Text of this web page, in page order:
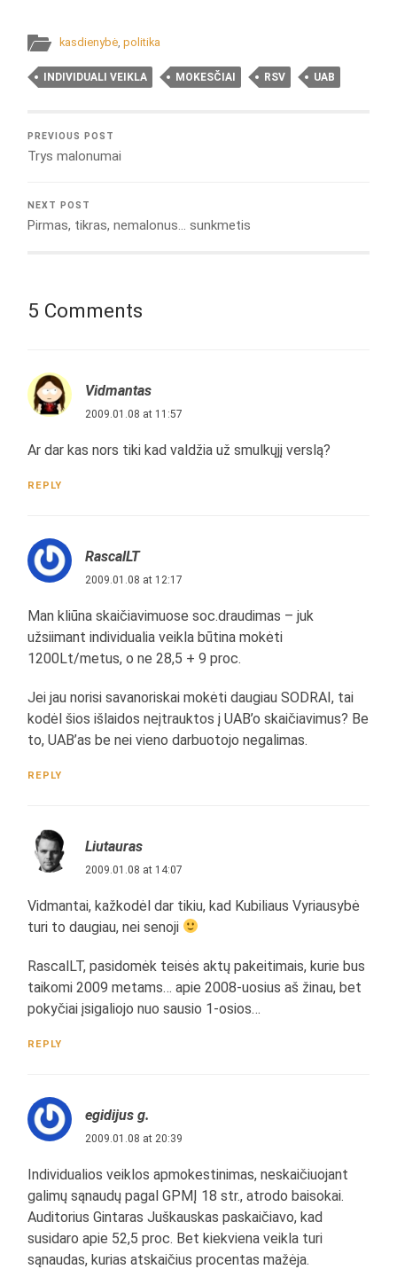
kasdienybė ,politika
INDIVIDUALI VEIKLA MOKESČIAI RSV UAB
PREVIOUS POST
Trys malonumai
NEXT POST
Pirmas, tikras, nemalonus… sunkmetis
5 Comments
Vidmantas
2009.01.08 at 11:57
Ar dar kas nors tiki kad valdžia už smulkųjį verslą?
REPLY
RascalLT
2009.01.08 at 12:17
Man kliūna skaičiavimuose soc.draudimas – juk
užsiimant individualia veikla būtina mokėti
1200Lt/metus, o ne 28,5 + 9 proc.
Jei jau norisi savanoriskai mokėti daugiau SODRAI, tai
kodėl šios išlaidos neįtrauktos į UAB’o skaičiavimus? Be
to, UAB’as be nei vieno darbuotojo negalimas.
REPLY
Liutauras
2009.01.08 at 14:07
Vidmantai, kažkodėl dar tikiu, kad Kubiliaus Vyriausybė
turi to daugiau, nei senoji
RascalLT, pasidomėk teisės aktų pakeitimais, kurie bus
taikomi 2009 metams… apie 2008-uosius aš žinau, bet
pokyčiai įsigaliojo nuo sausio 1-osios…
REPLY
egidijus g.
2009.01.08 at 20:39
Individualios veiklos apmokestinimas, neskaičiuojant
galimų sąnaudų pagal GPMĮ 18 str., atrodo baisokai.
Auditorius Gintaras Juškauskas paskaičiavo, kad
susidaro apie 52,5 proc. Bet kiekviena veikla turi
sąnaudas, kurias atskaičius procentas mažėja.